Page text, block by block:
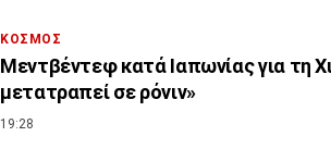
ΚΟΣΜΟΣ
Μεντβέντεφ κατά Ιαπωνίας για τη
μετατραπεί σε ρόνιν»
19:28